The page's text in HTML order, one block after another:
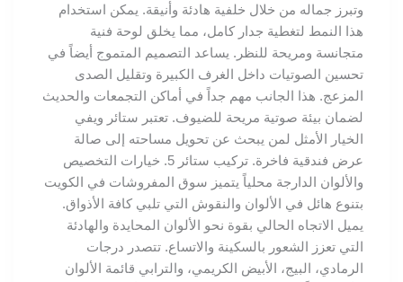
وتبرز جماله من خلال خلفية هادئة وأنيقة. يمكن استخدام
هذا النمط لتغطية جدار كامل، مما يخلق لوحة فنية
متجانسة ومريحة للنظر. يساعد التصميم المتموج أيضاً في
تحسين الصوتيات داخل الغرف الكبيرة وتقليل الصدى
المزعج. هذا الجانب مهم جداً في أماكن التجمعات والحديث
لضمان بيئة صوتية مريحة للضيوف. تعتبر ستائر ويفي
الخيار الأمثل لمن يبحث عن تحويل مساحته إلى صالة
عرض فندقية فاخرة. تركيب ستائر 5. خيارات التخصيص
والألوان الدارجة محلياً يتميز سوق المفروشات في الكويت
بتنوع هائل في الألوان والنقوش التي تلبي كافة الأذواق.
يميل الاتجاه الحالي بقوة نحو الألوان المحايدة والهادئة
التي تعزز الشعور بالسكينة والاتساع. تتصدر درجات
الرمادي، البيج، الأبيض الكريمي، والترابي قائمة الألوان